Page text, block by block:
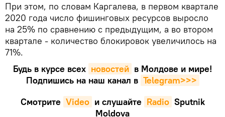
При этом, по словам Каргалева, в первом квартале
2020 года число фишинговых ресурсов выросло
на 25% по сравнению с предыдущим, а во втором
квартале - количество блокировок увеличилось на
71%.
Будь в курсе всех новостей в Молдове и мире!
Подпишись на наш канал в Telegram>>>
Смотрите Video и слушайте Radio Sputnik
Moldova